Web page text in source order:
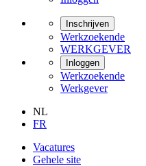
Inschrijven
Werkzoekende
WERKGEVER
Inloggen
Werkzoekende
Werkgever
NL
FR
Vacatures
Gehele site